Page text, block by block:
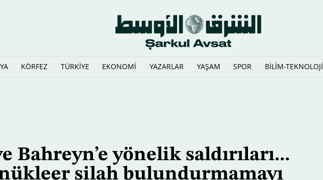
KÖRFEZ TÜRKİYE EKONOMİ YAZARLAR YAŞAM SPOR BİLİM-TEKNOLOJİ
Bahreyn’e yönelik saldırıları...
silah bulundurmamayı